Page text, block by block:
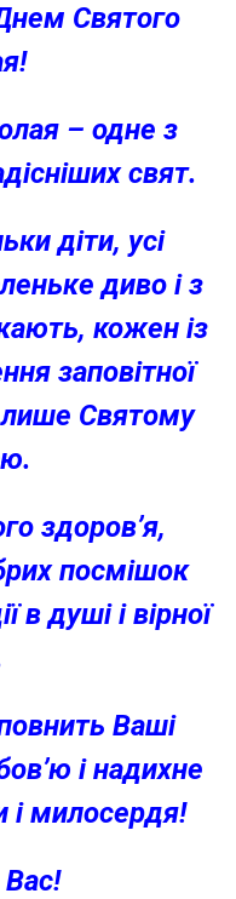
Святого
– одне з
свят.
діти, усі
диво і з
кожен із
заповітної
лише Святому
здоров’я,
посмішок
в душі і вірної
Ваші
і надихне
і милосердя!
Вас!